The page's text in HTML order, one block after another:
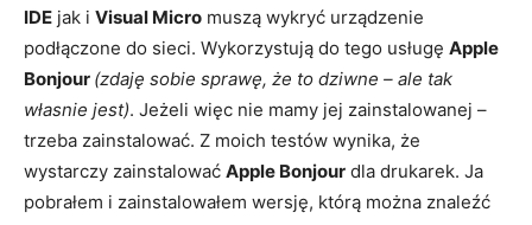
IDE jak i Visual Micro muszą wykryć urządzenie
podłączone do sieci. Wykorzystują do tego usługę Apple
Bonjour (zdaję sobie sprawę, że to dziwne – ale tak
własnie jest). Jeżeli więc nie mamy jej zainstalowanej –
trzeba zainstalować. Z moich testów wynika, że
wystarczy zainstalować Apple Bonjour dla drukarek. Ja
pobrałem i zainstalowałem wersję, którą można znaleźć